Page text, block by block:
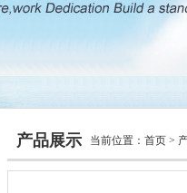
产品展示 当前位置： 首页 >